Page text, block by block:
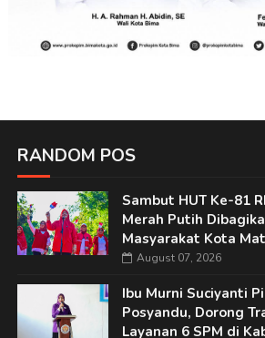
RANDOM POS
Sambut HUT Ke-81
Merah Putih
Masyarakat Kota
August 07, 2026
Ibu Murni Suciyanti
Posyandu, Dorong
Layanan 6 SPM di